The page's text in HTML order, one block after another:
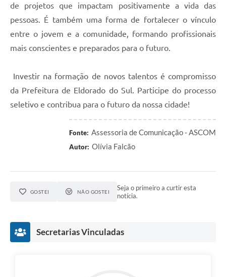
de projetos que impactam positivamente a vida das
pessoas. É também uma forma de fortalecer o vínculo
entre o jovem e a comunidade, formando profissionais
mais conscientes e preparados para o futuro.
Investir na formação de novos talentos é compromisso
da Prefeitura de Eldorado do Sul. Participe do processo
seletivo e contribua para o futuro da nossa cidade!
Fonte: Assessoria de Comunicação - ASCOM
Autor: Olívia Falcão
GOSTEI NÃO GOSTEI
Seja o primeiro a curtir esta
notícia.
Secretarias Vinculadas